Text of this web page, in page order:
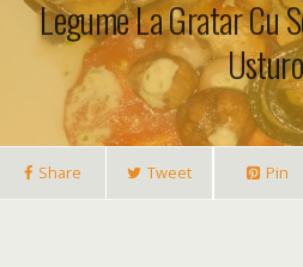
Legume La Gratar Cu
Share Tweet Pin